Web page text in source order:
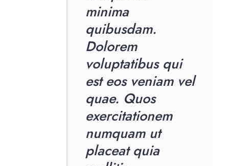
minima
quibusdam.
Dolorem
voluptatibus qui
est eos veniam vel
quae. Quos
exercitationem
numquam ut
placeat quia